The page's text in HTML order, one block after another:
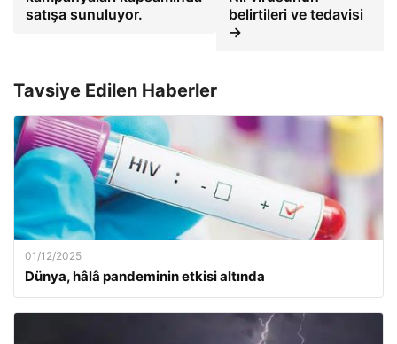
satışa sunuluyor.
belirtileri ve tedavisi
→
Tavsiye Edilen Haberler
01/12/2025
Dünya, hâlâ pandeminin etkisi altında